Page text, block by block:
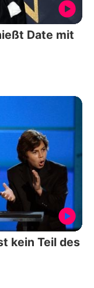
Date mit
kein Teil des